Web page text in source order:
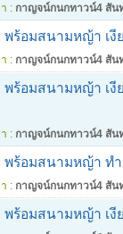
: กาญจน์กนกทาวน์4 สัน
ร้อมสนามหญ้า เงี
: กาญจน์กนกทาวน์4 สัน
ร้อมสนามหญ้า เงี
: กาญจน์กนกทาวน์4 สัน
ร้อมสนามหญ้า ทำ
: กาญจน์กนกทาวน์4 สัน
ร้อมสนามหญ้า เงี